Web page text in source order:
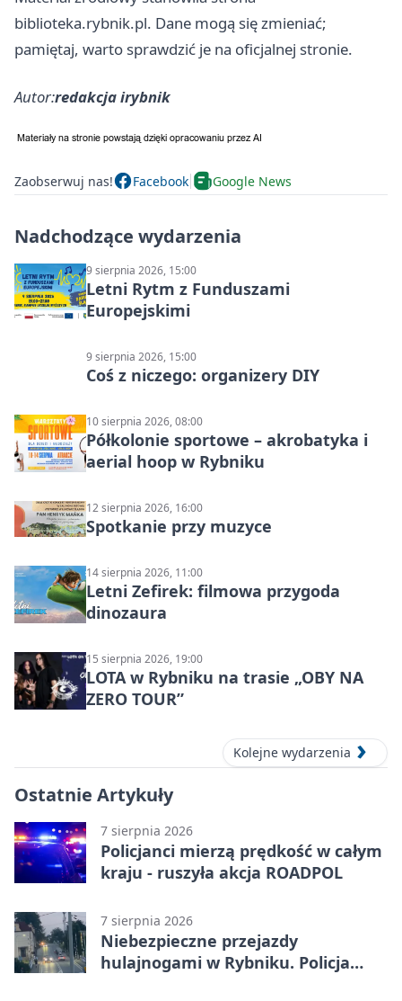
biblioteka.rybnik.pl. Dane mogą się zmieniać;
pamiętaj, warto sprawdzić je na oficjalnej stronie.
Autor:redakcja irybnik
Zaobserwuj nas! Facebook Google News
Nadchodzące wydarzenia
9 sierpnia 2026, 15:00
Letni Rytm z Funduszami
Europejskimi
9 sierpnia 2026, 15:00
Coś z niczego: organizery DIY
10 sierpnia 2026, 08:00
Półkolonie sportowe – akrobatyka i
aerial hoop w Rybniku
12 sierpnia 2026, 16:00
Spotkanie przy muzyce
14 sierpnia 2026, 11:00
Letni Zefirek: filmowa przygoda
dinozaura
15 sierpnia 2026, 19:00
LOTA w Rybniku na trasie „OBY NA
ZERO TOUR”
Kolejne wydarzenia
Ostatnie Artykuły
7 sierpnia 2026
Policjanci mierzą prędkość w całym
kraju - ruszyła akcja ROADPOL
7 sierpnia 2026
Niebezpieczne przejazdy
hulajnogami w Rybniku. Policja